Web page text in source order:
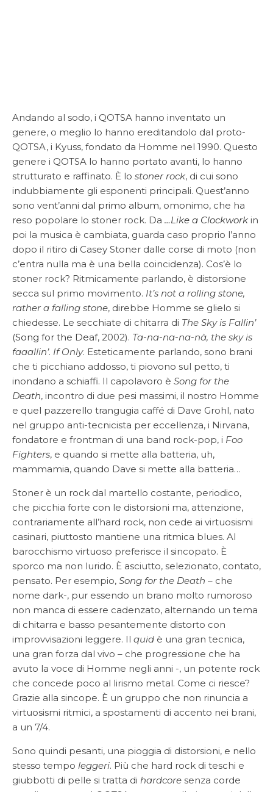
Andando al sodo, i QOTSA hanno inventato un
genere, o meglio lo hanno ereditandolo dal proto-
QOTSA, i Kyuss, fondato da Homme nel 1990. Questo
genere i QOTSA lo hanno portato avanti, lo hanno
strutturato e raffinato. È lo stoner rock, di cui sono
indubbiamente gli esponenti principali. Quest’anno
sono vent’anni dal primo album, omonimo, che ha
reso popolare lo stoner rock. Da …Like a Clockwork in
poi la musica è cambiata, guarda caso proprio l’anno
dopo il ritiro di Casey Stoner dalle corse di moto (non
c’entra nulla ma è una bella coincidenza). Cos’è lo
stoner rock? Ritmicamente parlando, è distorsione
secca sul primo movimento. It’s not a rolling stone,
rather a falling stone, direbbe Homme se glielo si
chiedesse. Le secchiate di chitarra di The Sky is Fallin’
(Song for the Deaf, 2002). Ta-na-na-na-nà, the sky is
faaallin’. If Only. Esteticamente parlando, sono brani
che ti picchiano addosso, ti piovono sul petto, ti
inondano a schiaffi. Il capolavoro è Song for the
Death, incontro di due pesi massimi, il nostro Homme
e quel pazzerello trangugia caffé di Dave Grohl, nato
nel gruppo anti-tecnicista per eccellenza, i Nirvana,
fondatore e frontman di una band rock-pop, i Foo
Fighters, e quando si mette alla batteria, uh,
mammamia, quando Dave si mette alla batteria…
Stoner è un rock dal martello costante, periodico,
che picchia forte con le distorsioni ma, attenzione,
contrariamente all’hard rock, non cede ai virtuosismi
casinari, piuttosto mantiene una ritmica blues. Al
barocchismo virtuoso preferisce il sincopato. È
sporco ma non lurido. È asciutto, selezionato, contato,
pensato. Per esempio, Song for the Death – che
nome dark-, pur essendo un brano molto rumoroso
non manca di essere cadenzato, alternando un tema
di chitarra e basso pesantemente distorto con
improvvisazioni leggere. Il quid è una gran tecnica,
una gran forza dal vivo – che progressione che ha
avuto la voce di Homme negli anni -, un potente rock
che concede poco al lirismo metal. Come ci riesce?
Grazie alla sincope. È un gruppo che non rinuncia a
virtuosismi ritmici, a spostamenti di accento nei brani,
a un 7/4.
Sono quindi pesanti, una pioggia di distorsioni, e nello
stesso tempo leggeri. Più che hard rock di teschi e
giubbotti di pelle si tratta di hardcore senza corde